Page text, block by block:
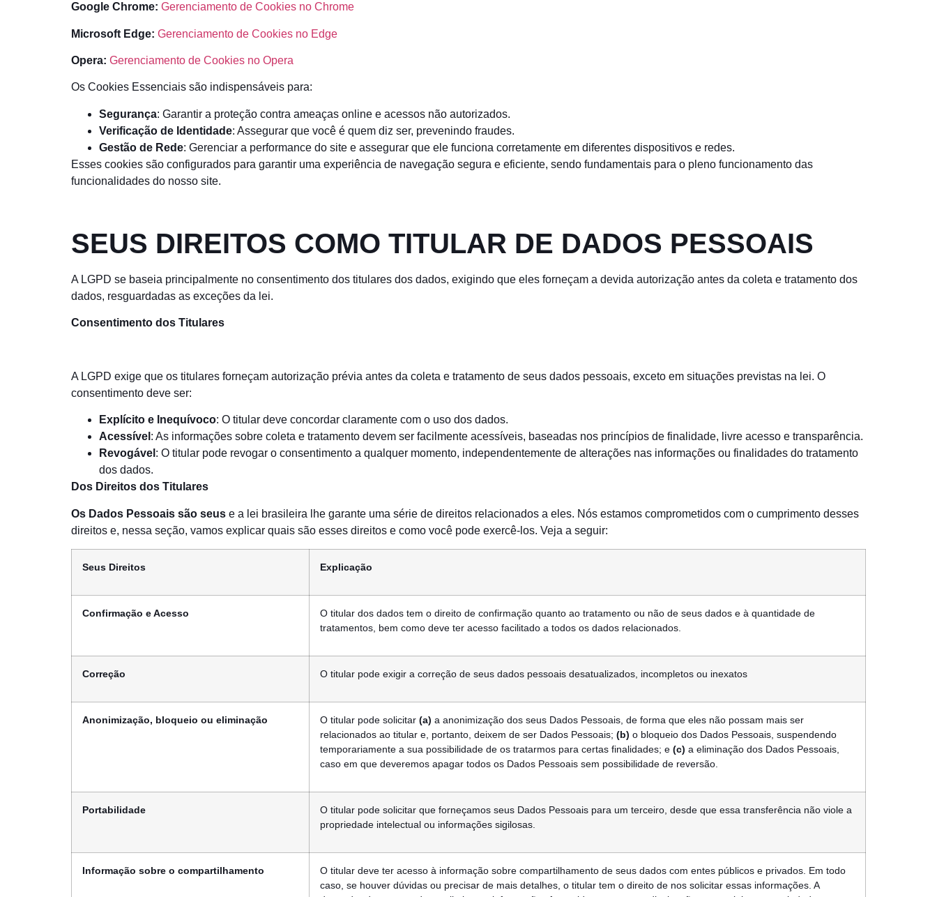
Google Chrome: Gerenciamento de Cookies no Chrome
Microsoft Edge: Gerenciamento de Cookies no Edge
Opera: Gerenciamento de Cookies no Opera
Os Cookies Essenciais são indispensáveis para:
Segurança: Garantir a proteção contra ameaças online e acessos não autorizados.
Verificação de Identidade: Assegurar que você é quem diz ser, prevenindo fraudes.
Gestão de Rede: Gerenciar a performance do site e assegurar que ele funciona corretamente em diferentes dispositivos e redes.
Esses cookies são configurados para garantir uma experiência de navegação segura e eficiente, sendo fundamentais para o pleno funcionamento das
funcionalidades do nosso site.
SEUS DIREITOS COMO TITULAR DE DADOS PESSOAIS
A LGPD se baseia principalmente no consentimento dos titulares dos dados, exigindo que eles forneçam a devida autorização antes da coleta e tratamento dos
dados, resguardadas as exceções da lei.
Consentimento dos Titulares
A LGPD exige que os titulares forneçam autorização prévia antes da coleta e tratamento de seus dados pessoais, exceto em situações previstas na lei. O
consentimento deve ser:
Explícito e Inequívoco: O titular deve concordar claramente com o uso dos dados.
Acessível : As informações sobre coleta e tratamento devem ser facilmente acessíveis, baseadas nos princípios de finalidade, livre acesso e transparência.
Revogável : O titular pode revogar o consentimento a qualquer momento, independentemente de alterações nas informações ou finalidades do tratamento
dos dados.
Dos Direitos dos Titulares
Os Dados Pessoais são seus e a lei brasileira lhe garante uma série de direitos relacionados a eles. Nós estamos comprometidos com o cumprimento desses
direitos e, nessa seção, vamos explicar quais são esses direitos e como você pode exercê-los. Veja a seguir:
Seus Direitos Explicação
Confirmação e Acesso
O titular dos dados tem o direito de confirmação quanto ao tratamento ou não de seus dados e à quantidade de
tratamentos, bem como deve ter acesso facilitado a todos os dados relacionados.
Correção O titular pode exigir a correção de seus dados pessoais desatualizados, incompletos ou inexatos
Anonimização, bloqueio ou eliminação O titular pode solicitar (a) a anonimização dos seus Dados Pessoais, de forma que eles não possam mais ser
relacionados ao titular e, portanto, deixem de ser Dados Pessoais; (b) o bloqueio dos Dados Pessoais, suspendendo
temporariamente a sua possibilidade de os tratarmos para certas finalidades; e (c) a eliminação dos Dados Pessoais,
caso em que deveremos apagar todos os Dados Pessoais sem possibilidade de reversão.
Portabilidade
O titular pode solicitar que forneçamos seus Dados Pessoais para um terceiro, desde que essa transferência não viole a
propriedade intelectual ou informações sigilosas.
Informação sobre o compartilhamento
O titular deve ter acesso à informação sobre compartilhamento de seus dados com entes públicos e privados. Em todo
caso, se houver dúvidas ou precisar de mais detalhes, o titular tem o direito de nos solicitar essas informações. A